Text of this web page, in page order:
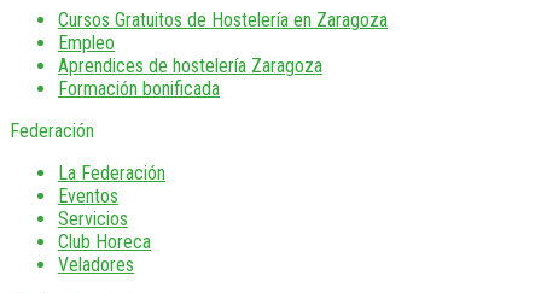
Cursos Gratuitos de Hostelería en Zaragoza
Empleo
Aprendices de hostelería Zaragoza
Formación bonificada
Federación
La Federación
Eventos
Servicios
Club Horeca
Veladores